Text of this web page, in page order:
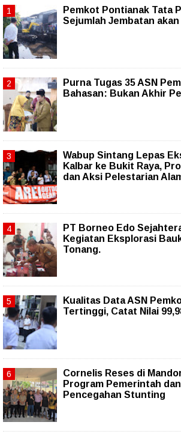
Pemkot Pontianak Tata
Sejumlah Jembatan
Purna Tugas 35 ASN
Bahasan: Bukan Akhir
Wabup Sintang Lepas
Kalbar ke Bukit Raya,
dan Aksi Pelestarian
PT Borneo Edo
Kegiatan Eksplorasi
Tonang.
Kualitas Data ASN
Tertinggi, Catat Nilai
Cornelis Reses di
Program Pemerintah
Pencegahan Stunting